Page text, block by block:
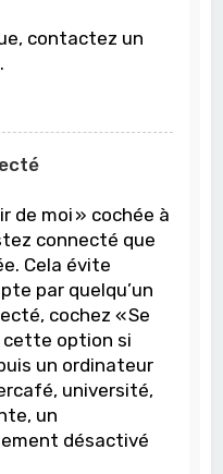
contactez un
de moi » cochée à
connecté que
Cela évite
par quelqu’un
cochez « Se
cette option si
un ordinateur
université,
un
désactivé